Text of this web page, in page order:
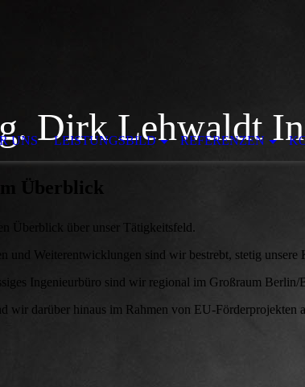
UNS LEISTUNGSBILD REFERENZEN
Dirk Lehwaldt
Überblick
Überblick über unser Tätigkeitsfeld.
und Weiterentwicklungen sind wir bestrebt, stetig
Ingenieurbüro sind wir regional im Großraum
wir darüber hinaus im Rahmen von EU-Förderprojekten